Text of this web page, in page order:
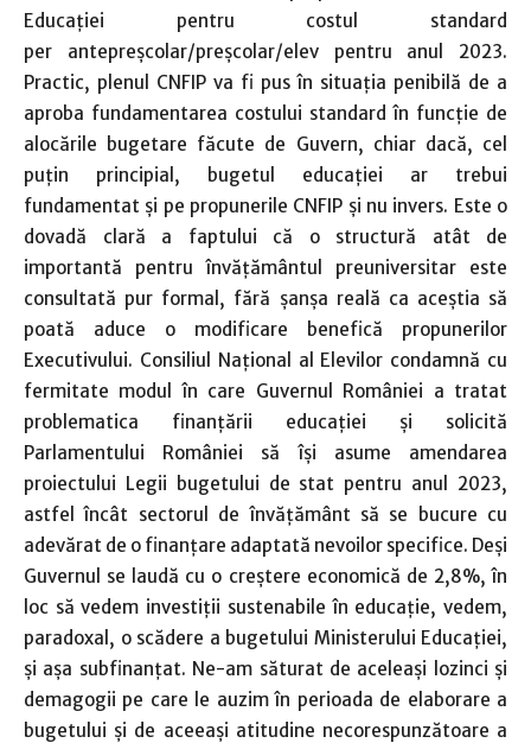
Educației pentru costul standard
per antepreșcolar/preșcolar/elev pentru anul 2023.
Practic, plenul CNFIP va fi pus în situația penibilă de a
aproba fundamentarea costului standard în funcție de
alocările bugetare făcute de Guvern, chiar dacă, cel
puțin principial, bugetul educației ar trebui
fundamentat și pe propunerile CNFIP și nu invers. Este o
dovadă clară a faptului că o structură atât de
importantă pentru învățământul preuniversitar este
consultată pur formal, fără șanșa reală ca aceștia să
poată aduce o modificare benefică propunerilor
Executivului. Consiliul Național al Elevilor condamnă cu
fermitate modul în care Guvernul României a tratat
problematica finanțării educației și solicită
Parlamentului României să își asume amendarea
proiectului Legii bugetului de stat pentru anul 2023,
astfel încât sectorul de învățământ să se bucure cu
adevărat de o finanțare adaptată nevoilor specifice. Deși
Guvernul se laudă cu o creștere economică de 2,8%, în
loc să vedem investiții sustenabile în educație, vedem,
paradoxal, o scădere a bugetului Ministerului Educației,
și așa subfinanțat. Ne-am săturat de aceleași lozinci și
demagogii pe care le auzim în perioada de elaborare a
bugetului și de aceeași atitudine necorespunzătoare a